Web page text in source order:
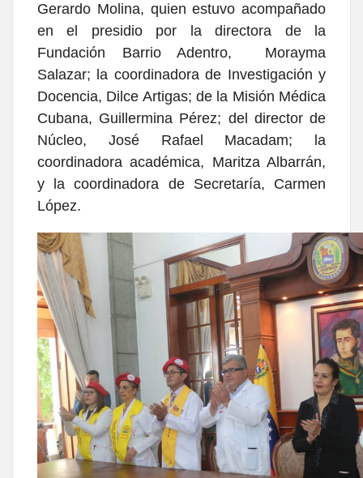
Gerardo Molina, quien estuvo acompañado
en el presidio por la directora de la
Fundación Barrio Adentro, Morayma
Salazar; la coordinadora de Investigación y
Docencia, Dilce Artigas; de la Misión Médica
Cubana, Guillermina Pérez; del director de
Núcleo, José Rafael Macadam; la
coordinadora académica, Maritza Albarrán,
y la coordinadora de Secretaría, Carmen
López.